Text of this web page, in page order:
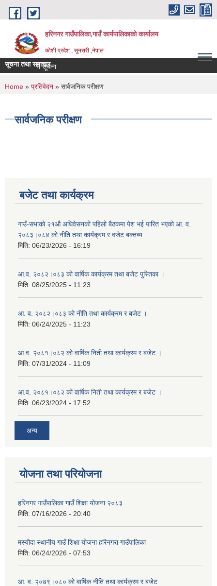
Skip to main content
हरिनगर गाउँपालिका,गाउँ कार्यपालिकाको कार्यालय
कोशी प्रदेश , सुनसरी ,नेपाल
सूचना तथा समाचार
रेट पेश गर्ने सूचना
You are here
Home » प्रतिवेदन » सार्वजनिक परीक्षण
सार्वजनिक परीक्षण
बजेट तथा कार्यक्रम
गाउँ-सभाको २१औ अधिवेसनको पहिलो बैठकमा पेश भई पारित भएको आ. व.
२०८३।०८४ को नीति तथा कार्यक्रम र वजेट बक्तब्य
मिति: 06/23/2026 - 16:19
आ.व. २०८२।०८३ को वार्षिक कार्यक्रम तथा बजेट पुस्तिका ।
मिति: 08/25/2025 - 11:23
आ. व. २०८२।०८३ को नीति तथा कार्यक्रम र बजेट ।
मिति: 06/24/2025 - 11:23
आ.व. २०८१।०८२ को वार्षिक निती तथा कार्यक्रम र बजेट ।
मिति: 07/31/2024 - 11:09
आ.व. २०८१।०८२ को वार्षिक निती तथा कार्यक्रम र बजेट ।
मिति: 06/23/2024 - 17:52
अन्य
योजना तथा परियोजना
हरिनगर गाउँपालिका गाउँ शिक्षा योजना २०८३
मिति: 07/16/2026 - 20:40
मस्यौदा स्थानीय गाउँ शिक्षा योजना हरिनगरा गाउँपालिका
मिति: 06/24/2026 - 07:53
आ. व. २०७९।०८० को वार्षिक नीति तथा कार्यक्रम र बजेट